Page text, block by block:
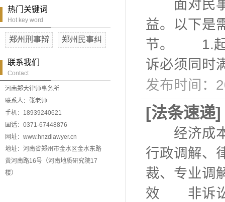
热门关键词
Hot key word
郑州刑事辩 郑州民事纠
联系我们
Contact
河南郑大律师事务所
联系人：张老师
手机：18939240621
固话：0371-67448876
网址：www.hnzdlawyer.cn
地址：河南省郑州市金水区金水东路
黄河南路16号（河南地质研究院17
楼）
面对民事
益。以下是
节。 1.起
诉必须同时
发布时间：
[法条速递]
经济成本
行政调解、
裁、专业
效 非诉讼